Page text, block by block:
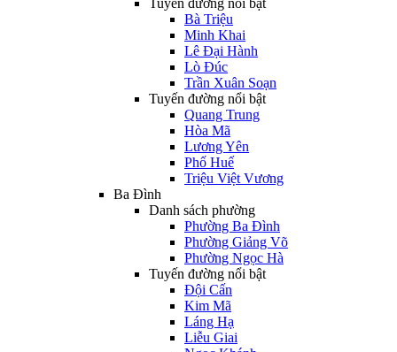
Tuyến đường nổi bật
Bà Triệu
Minh Khai
Lê Đại Hành
Lò Đúc
Trần Xuân Soạn
Tuyến đường nổi bật
Quang Trung
Hòa Mã
Lương Yên
Phố Huế
Triệu Việt Vương
Ba Đình
Danh sách phường
Phường Ba Đình
Phường Giảng Võ
Phường Ngọc Hà
Tuyến đường nổi bật
Đội Cấn
Kim Mã
Láng Hạ
Liễu Giai